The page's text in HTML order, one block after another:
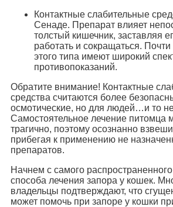
Контактные слабительные
Сенаде. Препарат влияет
толстый кишечник, заставляя
работать и сокращаться.
этого типа имеют широкий
противопоказаний.
Обратите внимание! Контактные
средства считаются более
осмотические, но для людей…и то
Самостоятельное лечение питомца
трагично, поэтому осознанно
прибегая к применению не
препаратов.
Начнем с самого
способа лечения запора у кошек.
владельцы подтверждают, что
может помочь при запоре у кошки